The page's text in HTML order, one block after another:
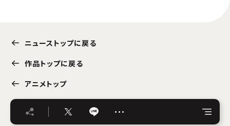
ニューストップに戻る
作品トップに戻る
アニメトップ
…